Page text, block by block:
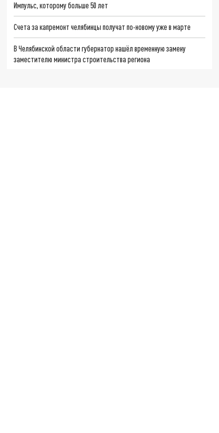
Импульс, которому больше 50 лет
Счета за капремонт челябинцы получат по-новому уже в марте
В Челябинской области губернатор нашёл временную замену
заместителю министра строительства региона